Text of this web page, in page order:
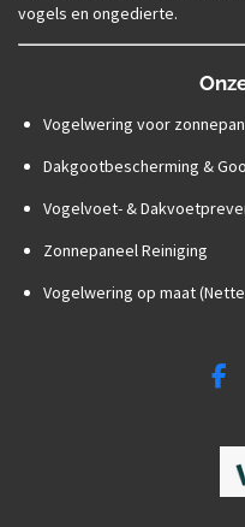
vogels en ongedierte.
Vogelwering voor
Dakgootbescherming &
Vogelvoet- &
Zonnepaneel Reiniging
Vogelwering op maat
F
e
o